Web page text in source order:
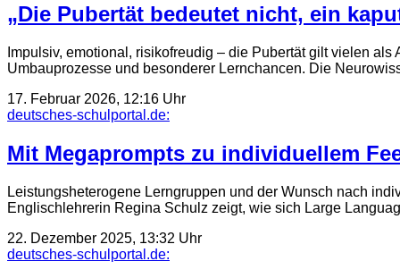
„Die Pubertät bedeutet nicht, ein
Impulsiv, emotional, risikofreudig – die Pubertät gilt vielen
Umbauprozesse und besonderer Lernchancen. Die
17. Februar 2026, 12:16 Uhr
deutsches-schulportal.de:
Mit Megaprompts zu individuellem
Leistungsheterogene Lerngruppen und der Wunsch nach
Englischlehrerin Regina Schulz zeigt, wie sich Large
22. Dezember 2025, 13:32 Uhr
deutsches-schulportal.de: